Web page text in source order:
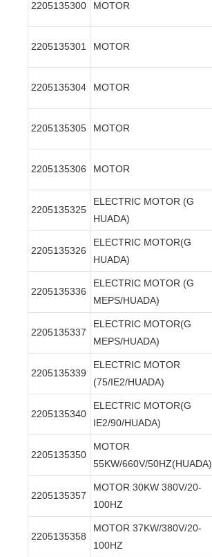
2205135300 MOTOR
2205135301 MOTOR
2205135304 MOTOR
2205135305 MOTOR
2205135306 MOTOR
2205135325
ELECTRIC MOTOR (G
HUADA)
2205135326
ELECTRIC MOTOR(G
HUADA)
2205135336
ELECTRIC MOTOR (G
MEPS/HUADA)
2205135337
ELECTRIC MOTOR(G
MEPS/HUADA)
2205135339
ELECTRIC MOTOR
(75/IE2/HUADA)
2205135340
ELECTRIC MOTOR(G
IE2/90/HUADA)
2205135350
MOTOR
55KW/660V/50HZ(HUADA)
2205135357
MOTOR 30KW 380V/20-
100HZ
2205135358
MOTOR 37KW/380V/20-
100HZ